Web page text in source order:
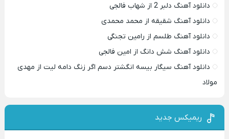
دانلود آهنگ دلبر 2 از شهاب فالجی
دانلود آهنگ شقیقه از محمد محمدی
دانلود آهنگ طلسم از رامین تجنگی
دانلود آهنگ شش دانگ از امین فالجی
دانلود آهنگ سیگار بیسه انگشتر دسم اگر زنگ دامه لیت از مهدی
مولاد
ریمیکس جدید